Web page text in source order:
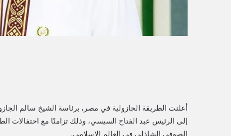
أعلنت الطريقة الجازولية في مصر، برئاسة الشيخ سالم
إلى الرئيس عبد الفتاح السيسي، وذلك تزامنًا مع احتفالات
الصوفي الشاذلي في العالم الإسلامي.